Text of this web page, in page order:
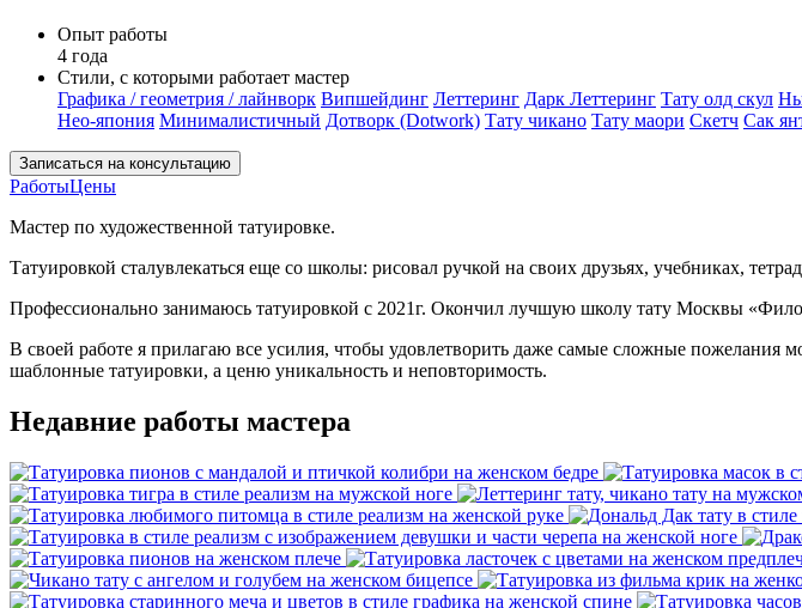
Опыт работы
4 года
Стили, с которыми работает мастер
Графика / геометрия / лайнворк Випшейдинг Леттеринг Дарк Леттеринг Тату олд скул
Нео-япония Минималистичный Дотворк (Dotwork) Тату чикано Тату маори Скетч Сак
Записаться на консультацию
РаботыЦены
Мастер по художественной татуировке.
Татуировкой сталувлекаться еще со школы: рисовал ручкой на своих друзьях, учебниках,
Профессионально занимаюсь татуировкой с 2021г. Окончил лучшую школу тату Москвы
В своей работе я прилагаю все усилия, чтобы удовлетворить даже самые сложные
шаблонные татуировки, а ценю уникальность и неповторимость.
Недавние работы мастера